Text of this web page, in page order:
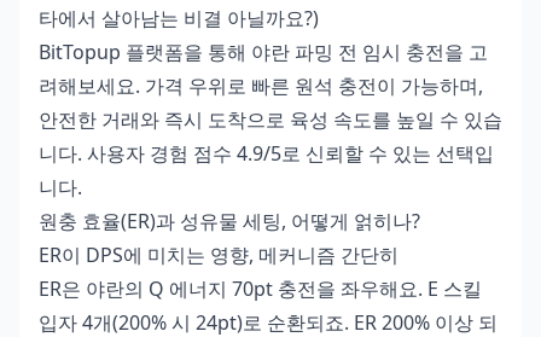
타에서 살아남는 비결 아닐까요?)
BitTopup 플랫폼을 통해 야란 파밍 전 임시 충전을 고
려해보세요. 가격 우위로 빠른 원석 충전이 가능하며,
안전한 거래와 즉시 도착으로 육성 속도를 높일 수 있습
니다. 사용자 경험 점수 4.9/5로 신뢰할 수 있는 선택입
니다.
원충 효율(ER)과 성유물 세팅, 어떻게 얽히나?
ER이 DPS에 미치는 영향, 메커니즘 간단히
ER은 야란의 Q 에너지 70pt 충전을 좌우해요. E 스킬
입자 4개(200% 시 24pt)로 순환되죠. ER 200% 이상 되